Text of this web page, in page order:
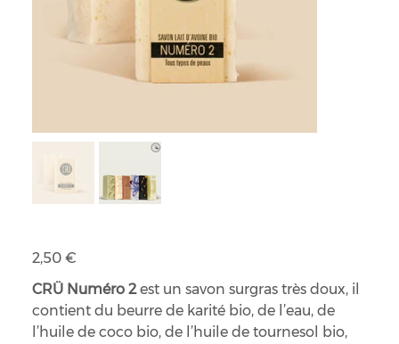
Prix
2,50 €
CRÜ Numéro 2est un savon surgras très doux, il
contient du beurre de karité bio, de l’eau, de
l’huile de coco bio, de l’huile de tournesol bio,